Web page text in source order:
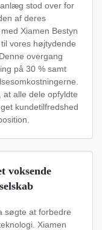
stod over for
af deres
Xiamen Bestyn
vores højtydende
overgang
på 30 % samt
at alle dele opfyldte
kundetilfredshed
voksende
søgte at forbedre
Xiamen